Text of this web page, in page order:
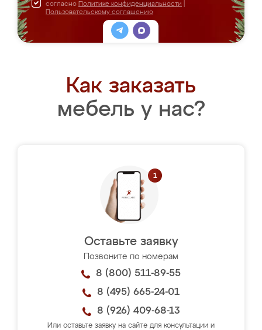
согласно Политике конфиденциальности
Пользовательскому соглашению
Как заказать
мебель у нас?
Оставьте заявку
Позвоните по номерам
8 (800) 511-89-55
8 (495) 665-24-01
8 (926) 409-68-13
Или оставьте заявку на сайте для консультации и